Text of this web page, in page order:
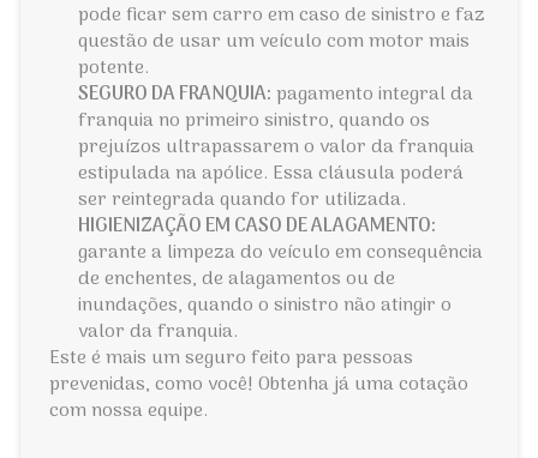
pode ficar sem carro em caso de sinistro e faz
questão de usar um veículo com motor mais
potente.
SEGURO DA FRANQUIA: pagamento integral da
franquia no primeiro sinistro, quando os
prejuízos ultrapassarem o valor da franquia
estipulada na apólice. Essa cláusula poderá
ser reintegrada quando for utilizada.
HIGIENIZAÇÃO EM CASO DE ALAGAMENTO:
garante a limpeza do veículo em consequência
de enchentes, de alagamentos ou de
inundações, quando o sinistro não atingir o
valor da franquia.
Este é mais um seguro feito para pessoas
prevenidas, como você! Obtenha já uma cotação
com nossa equipe.